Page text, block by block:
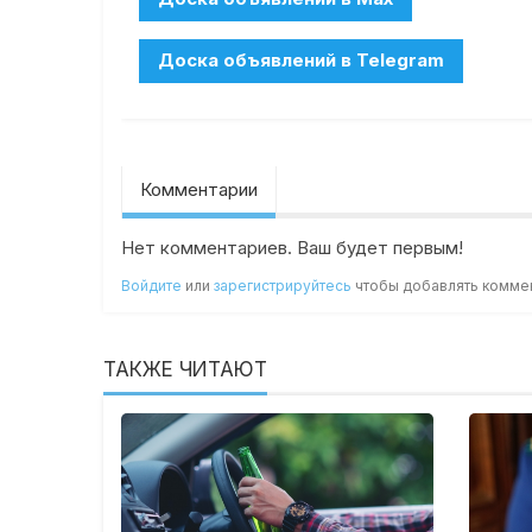
Комментарии
Нет комментариев. Ваш будет первым!
Войдите илизарегистрируйтесь чтобы добавлять
ТАКЖЕ ЧИТАЮТ